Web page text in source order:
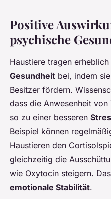
Positive
psychische
Haustiere tragen erheblich
Gesundheit bei, indem
Besitzer fördern.
dass die Anwesenheit
so zu einer besseren
Beispiel können
Haustieren den
gleichzeitig die
wie Oxytocin steigern.
emotionale Stabilität.